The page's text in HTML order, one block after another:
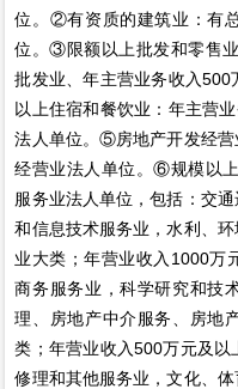
位。②有资质的建筑业：有
位。③限额以上批发和零售
批发业、年主营业务收入
以上住宿和餐饮业：年主营
法人单位。⑤房地产开发经营
经营业法人单位。⑥规模以
服务业法人单位，包括：交
和信息技术服务业，水利、
业大类；年营业收入1000万
商务服务业，科学研究和技
理、房地产中介服务、房地
类；年营业收入500万元及以
修理和其他服务业，文化、